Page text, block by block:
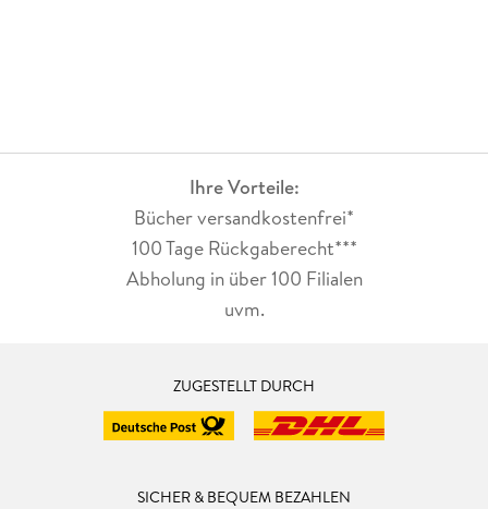
Ihre Vorteile:
Bücher versandkostenfrei*
100 Tage Rückgaberecht***
Abholung in über 100 Filialen
uvm.
ZUGESTELLT DURCH
SICHER & BEQUEM BEZAHLEN